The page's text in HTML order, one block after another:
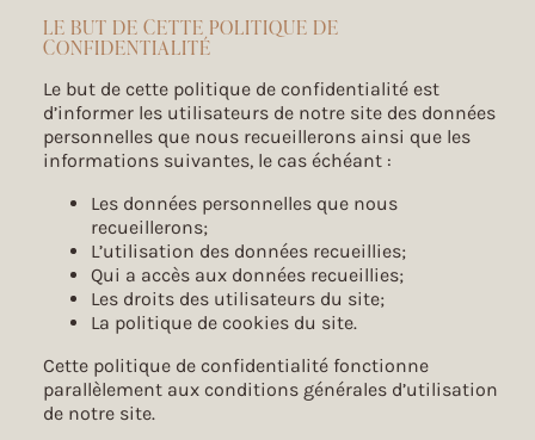
LE BUT DE CETTE POLITIQUE DE
CONFIDENTIALITÉ
Le but de cette politique de confidentialité est
d’informer les utilisateurs de notre site des données
personnelles que nous recueillerons ainsi que les
informations suivantes, le cas échéant :
Les données personnelles que nous
recueillerons;
L’utilisation des données recueillies;
Qui a accès aux données recueillies;
Les droits des utilisateurs du site;
La politique de cookies du site.
Cette politique de confidentialité fonctionne
parallèlement aux conditions générales d’utilisation
de notre site.